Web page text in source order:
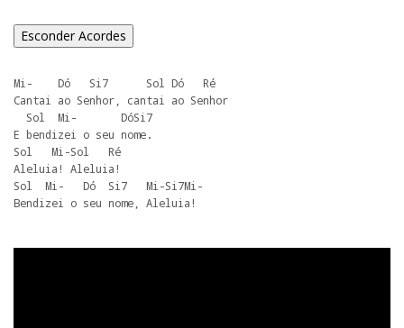
Esconder Acordes
Mi-    Dó   Si7      Sol Dó   Ré
Cantai ao Senhor, cantai ao Senhor
E bendizei o seu nome.
Sol   Mi-Sol   Ré
Aleluia! Aleluia!
Sol  Mi-   Dó  Si7   Mi-Si7Mi-
Bendizei o seu nome, Aleluia!